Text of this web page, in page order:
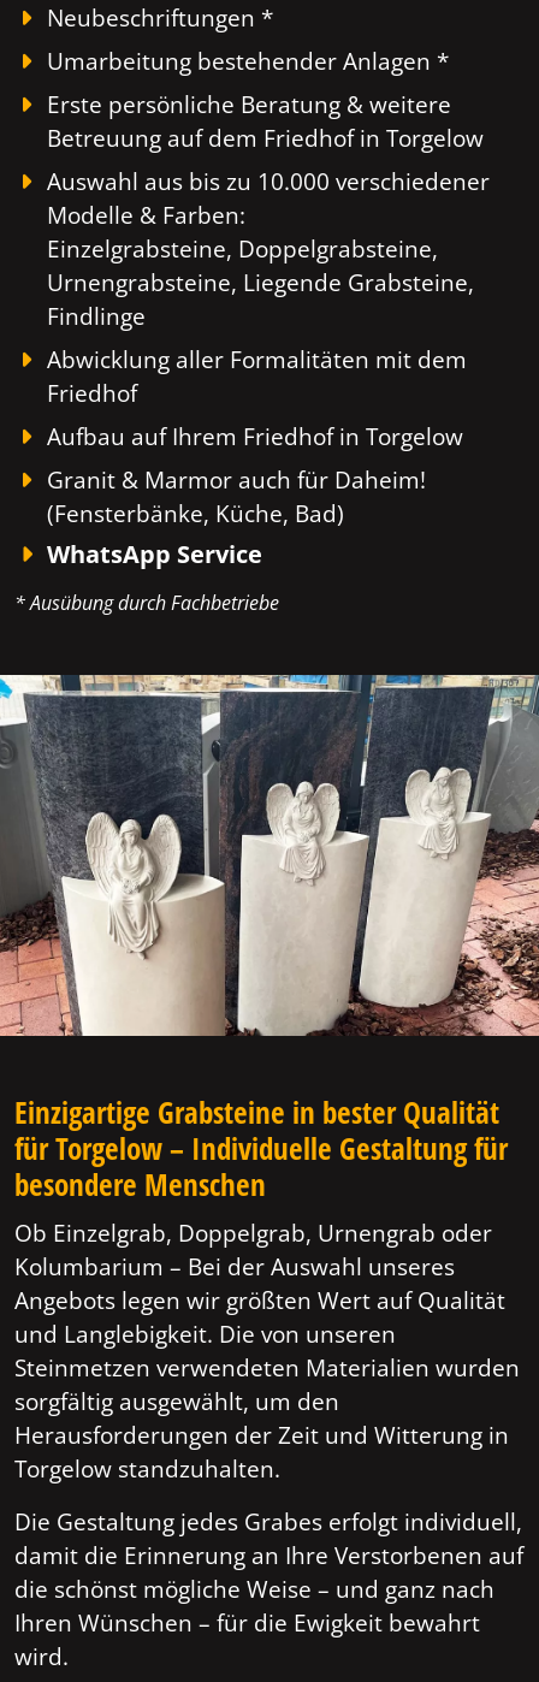
Neubeschriftungen *
Umarbeitung bestehender Anlagen *
Erste persönliche Beratung & weitere
Betreuung auf dem Friedhof in Torgelow
Auswahl aus bis zu 10.000 verschiedener
Modelle & Farben:
Einzelgrabsteine, Doppelgrabsteine,
Urnengrabsteine, Liegende Grabsteine,
Findlinge
Abwicklung aller Formalitäten mit dem
Friedhof
Aufbau auf Ihrem Friedhof in Torgelow
Granit & Marmor auch für Daheim!
(Fensterbänke, Küche, Bad)
WhatsApp Service
* Ausübung durch Fachbetriebe
Einzigartige Grabsteine in bester Qualität
für Torgelow – Individuelle Gestaltung für
besondere Menschen
Ob Einzelgrab, Doppelgrab, Urnengrab oder
Kolumbarium – Bei der Auswahl unseres
Angebots legen wir größten Wert auf Qualität
und Langlebigkeit. Die von unseren
Steinmetzen verwendeten Materialien wurden
sorgfältig ausgewählt, um den
Herausforderungen der Zeit und Witterung in
Torgelow standzuhalten.
Die Gestaltung jedes Grabes erfolgt individuell,
damit die Erinnerung an Ihre Verstorbenen auf
die schönst mögliche Weise – und ganz nach
Ihren Wünschen – für die Ewigkeit bewahrt
wird.